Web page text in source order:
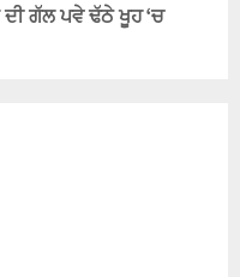
ਗੱਲ ਪਵੇ ਢੱਠੇ ਖੂਹ ‘ਚ